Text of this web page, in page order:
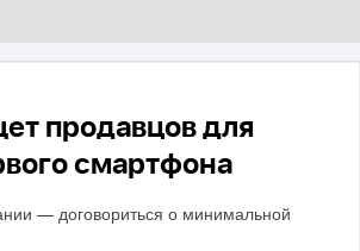
продавцов для
смартфона
— договориться о минимальной